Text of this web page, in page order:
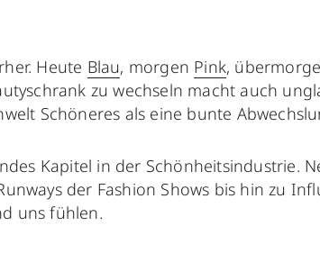
Heute Blau, morgen Pink,
zu wechseln macht auch
Schöneres als eine bunte
Kapitel in der Schönheitsindustrie.
der Fashion Shows bis hin zu
uns fühlen.